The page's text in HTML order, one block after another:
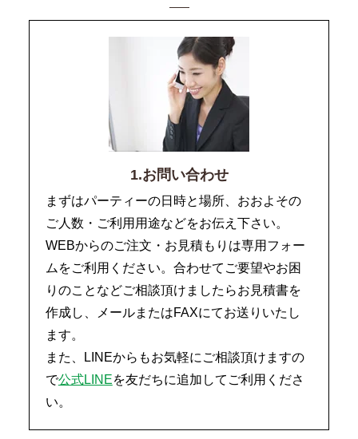
1.お問い合わせ
まずはパーティーの日時と場所、おおよその
ご人数・ご利用用途などをお伝え下さい。
WEBからのご注文・お見積もりは専用フォー
ムをご利用ください。合わせてご要望やお困
りのことなどご相談頂けましたらお見積書を
作成し、メールまたはFAXにてお送りいたし
ます。
また、LINEからもお気軽にご相談頂けますの
で公式LINEを友だちに追加してご利用くださ
い。